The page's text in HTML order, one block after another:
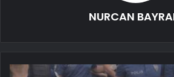
NURCAN